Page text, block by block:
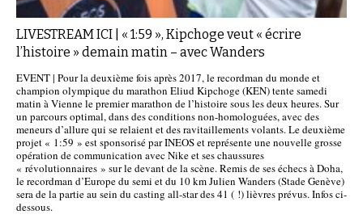
LIVESTREAM ICI | « 1:59 », Kipchoge veut « écrire
l’histoire » demain matin – avec Wanders
EVENT | Pour la deuxième fois après 2017, le recordman du monde et
champion olympique du marathon Eliud Kipchoge (KEN) tente samedi
matin à Vienne le premier marathon de l’histoire sous les deux heures. Sur
un parcours optimal, dans des conditions non-homologuées, avec des
meneurs d’allure qui se relaient et des ravitaillements volants. Le deuxième
projet « 1:59 » est sponsorisé par INEOS et représente une nouvelle grosse
opération de communication avec Nike et ses chaussures
« révolutionnaires » sur le devant de la scène. Remis de ses échecs à Doha,
le recordman d’Europe du semi et du 10 km Julien Wanders (Stade Genève)
sera de la partie au sein du casting all-star des 41 ( !) lièvres prévus. Infos ci-
dessous.